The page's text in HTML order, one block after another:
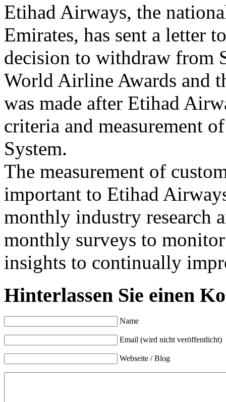
Etihad Airways, the
Emirates, has sent a letter
decision to withdraw from
World Airline Awards and
was made after Etihad
criteria and measurement
System.
The measurement of
important to Etihad
monthly industry research
monthly surveys to
insights to continually
Hinterlassen Sie einen
Name
Email (wird nicht veröffentlicht)
Webseite / Blog